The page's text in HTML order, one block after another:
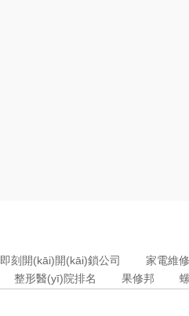
即刻開(kāi)開(kāi)鎖公司 家電維修
整形醫(yī)院排名 果修邦